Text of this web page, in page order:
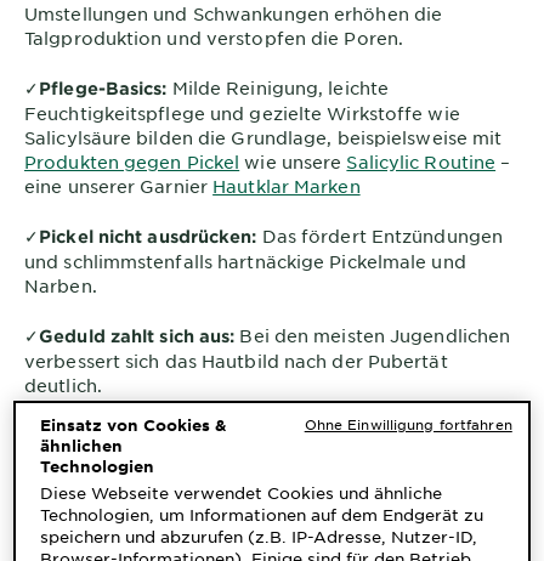
Umstellungen und Schwankungen erhöhen die
Talgproduktion und verstopfen die Poren.
✓Pflege-Basics: Milde Reinigung, leichte
Feuchtigkeitspflege und gezielte Wirkstoffe wie
Salicylsäure bilden die Grundlage, beispielsweise mit
Produkten gegen Pickel wie unsere Salicylic Routine –
eine unserer Garnier Hautklar Marken
✓Pickel nicht ausdrücken: Das fördert Entzündungen
und schlimmstenfalls hartnäckige Pickelmale und
Narben.
✓Geduld zahlt sich aus: Bei den meisten Jugendlichen
verbessert sich das Hautbild nach der Pubertät
deutlich.
Warum bekommt man in der
Pubertät Pickel?
Einsatz von Cookies &
ähnlichen
Technologien
Diese Webseite verwendet Cookies und ähnliche
Technologien, um Informationen auf dem Endgerät zu
speichern und abzurufen (z.B. IP-Adresse, Nutzer-ID,
Ohne Einwilligung fortfahren